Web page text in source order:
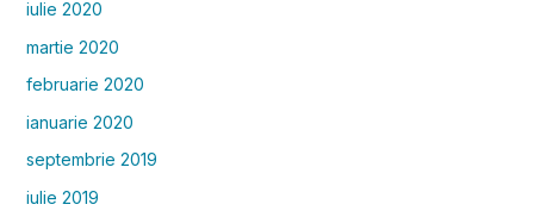
iulie 2020
martie 2020
februarie 2020
ianuarie 2020
septembrie 2019
iulie 2019